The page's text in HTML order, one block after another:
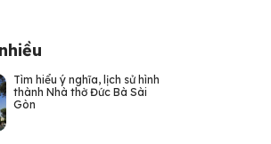
Tìm hiểu ý nghĩa, lịch sử hình
thành Nhà thờ Đức Bà Sài
Gòn